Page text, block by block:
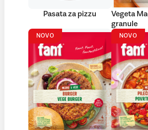
Pasata za pizzu
Vegeta
granule
NOVO NOVO